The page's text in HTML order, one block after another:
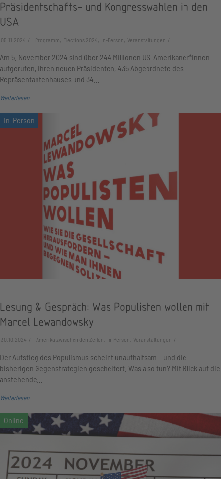
Präsidentschafts- und Kongresswahlen in den
USA
05.11.2024 Programm, Elections 2024, In-Person, Veranstaltungen
Am 5. November 2024 sind über 244 Millionen US-Amerikaner*innen
aufgerufen, ihren neuen Präsidenten, 435 Abgeordnete des
Repräsentantenhauses und 34…
Weiterlesen
Lesung & Gespräch: Was Populisten wollen mit
Marcel Lewandowsky
30.10.2024 Amerika zwischen den Zeilen, In-Person, Veranstaltungen
Der Aufstieg des Populismus scheint unaufhaltsam – und die
bisherigen Gegenstrategien gescheitert. Was also tun? Mit Blick auf die
anstehende…
Weiterlesen